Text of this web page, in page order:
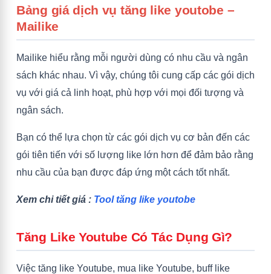
Bảng giá dịch vụ tăng like youtobe –
Mailike
Mailike hiểu rằng mỗi người dùng có nhu cầu và ngân
sách khác nhau. Vì vậy, chúng tôi cung cấp các gói dịch
vụ với giá cả linh hoạt, phù hợp với mọi đối tượng và
ngân sách.
Bạn có thể lựa chọn từ các gói dịch vụ cơ bản đến các
gói tiên tiến với số lượng like lớn hơn để đảm bảo rằng
nhu cầu của bạn được đáp ứng một cách tốt nhất.
Xem chi tiết giá : Tool tăng like youtobe
Tăng Like Youtube Có Tác Dụng Gì?
Việc tăng like Youtube, mua like Youtube, buff like